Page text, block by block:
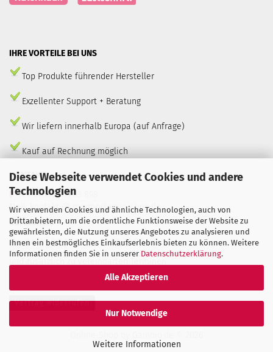
Diese Webseite verwendet Cookies und andere
Technologien
Wir verwenden Cookies und ähnliche Technologien, auch von
Drittanbietern, um die ordentliche Funktionsweise der Website zu
gewährleisten, die Nutzung unseres Angebotes zu analysieren und
Ihnen ein bestmögliches Einkaufserlebnis bieten zu können. Weitere
Informationen finden Sie in unserer Datenschutzerklärung.
Alle Akzeptieren
Nur Notwendige
Weitere Informationen
IHRE VORTEILE BEI UNS
Top Produkte führender Hersteller
Exzellenter Support + Beratung
Wir liefern innerhalb Europa (auf Anfrage)
Kauf auf Rechnung möglich
KONTAKT
Tel. 04535/ 49 53 898
Mail: kontakt @ marmorkamin-shop.de
Bürozeiten:
Mo–Do: 09:00–18:00, Fr: 09:00–13:00 Uhr
Vertrag widerrufen